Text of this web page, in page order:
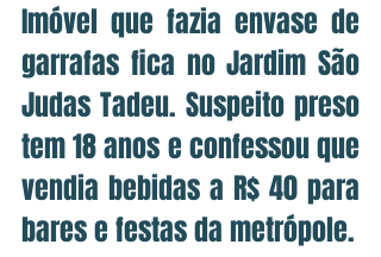
Imóvel que fazia envase de
garrafas fica no Jardim São
Judas Tadeu. Suspeito preso
tem 18 anos e confessou que
vendia bebidas a R$ 40 para
bares e festas da metrópole.